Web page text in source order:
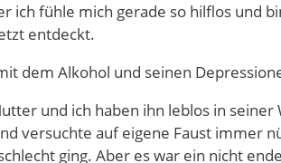
ich fühle mich gerade so hilflos und
entdeckt.
dem Alkohol und seinen
und ich haben ihn leblos in seiner
versuchte auf eigene Faust immer
ging. Aber es war ein nicht